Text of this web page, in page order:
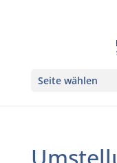
Seite wählen